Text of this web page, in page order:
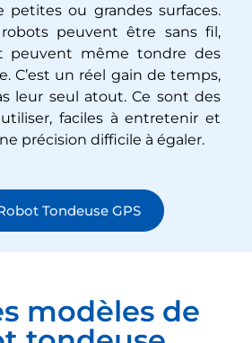
petites ou grandes surfaces.
peuvent être sans fil,
peuvent même tondre des
C’est un réel gain de temps,
leur seul atout. Ce sont des
faciles à entretenir et
précision difficile à égaler.
Tondeuse GPS
modèles de